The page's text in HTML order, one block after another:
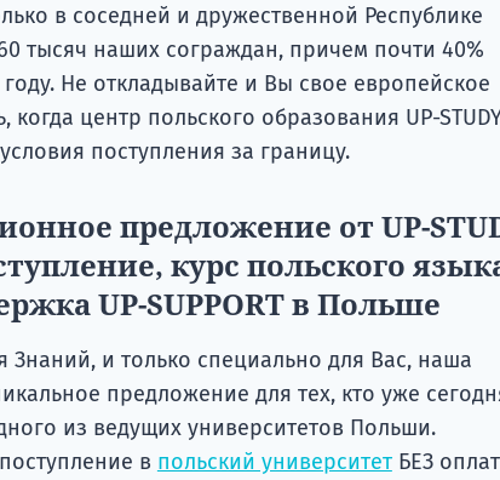
в соседней и дружественной Республике
тысяч наших сограждан, причем почти 40%
Не откладывайте и Вы свое европейское
когда центр польского образования UP-
поступления за границу.
предложение от UP-
курс польского
UP-SUPPORT в Польше
Знаний, и только специально для Вас, наша
предложение для тех, кто уже
из ведущих университетов Польши.
в польский университетБЕЗ